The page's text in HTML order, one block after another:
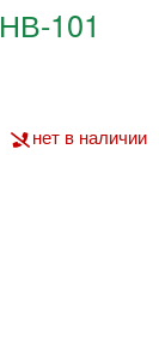
101
нет в наличии